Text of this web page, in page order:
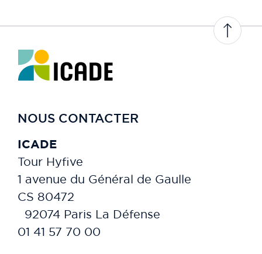
NOUS CONTACTER
ICADE
Tour Hyfive
1 avenue du Général de Gaulle
CS 80472
92074 Paris La Défense
01 41 57 70 00